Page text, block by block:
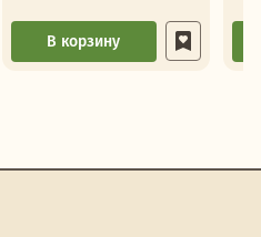
В корзину